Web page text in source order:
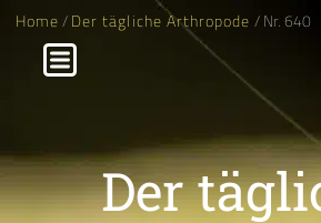
Home/Der tägliche Arthropode / Nr. 640
Der